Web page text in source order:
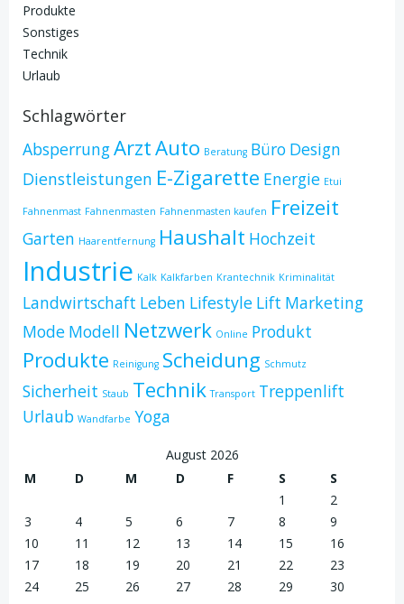
Produkte
Sonstiges
Technik
Urlaub
Schlagwörter
AbsperrungArztAuto Beratung Büro Design
Dienstleistungen E-Zigarette Energie Etui
Fahnenmast Fahnenmasten Fahnenmasten kaufen Freizeit
Garten Haarentfernung Haushalt Hochzeit
Industrie Kalk Kalkfarben Krantechnik Kriminalität
Landwirtschaft Leben Lifestyle Lift Marketing
Mode Modell Netzwerk Online Produkt
Produkte Reinigung Scheidung Schmutz
Sicherheit Staub Technik Transport Treppenlift
Urlaub Wandfarbe Yoga
August 2026
M
D M D F S
S
1
2
3
4 5 6 7 8
9
10
11 12 13 14 15
16
17
18 19 20 21 22
23
24
25 26 27 28 29
30